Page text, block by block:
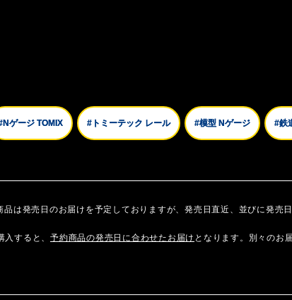
ゲージ TOMIX #トミーテック レール #模型 Nゲージ #鉄
品は発売日のお届けを予定しておりますが、発売日直近、並びに発
すると、 予約商品の発売日に合わせたお届け となります。別々のお